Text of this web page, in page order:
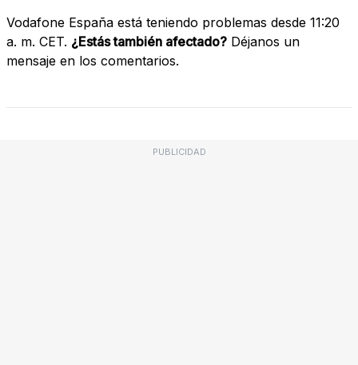
Vodafone España está teniendo problemas desde 11:20
a. m. CET. ¿Estás también afectado? Déjanos un
mensaje en los comentarios.
PUBLICIDAD